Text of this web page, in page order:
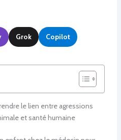
Grok Copilot
le lien entre agressions
et santé humaine